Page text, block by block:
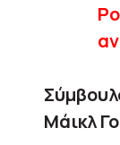
Μάικλ